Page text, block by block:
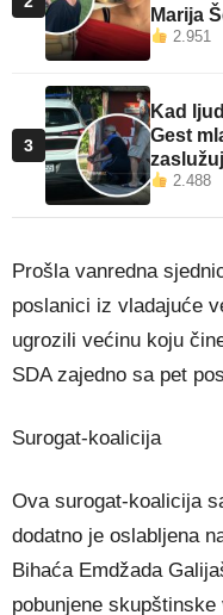
Marija
2.951
3
Kad
Gest
2.488
Prošla vanredna
poslanici iz vladajuće
ugrozili većinu koju
SDA zajedno sa pet
Surogat-koalicija
Ova surogat-koalicija
dodatno je oslabljena
Bihaća Emdžada
pobunjene